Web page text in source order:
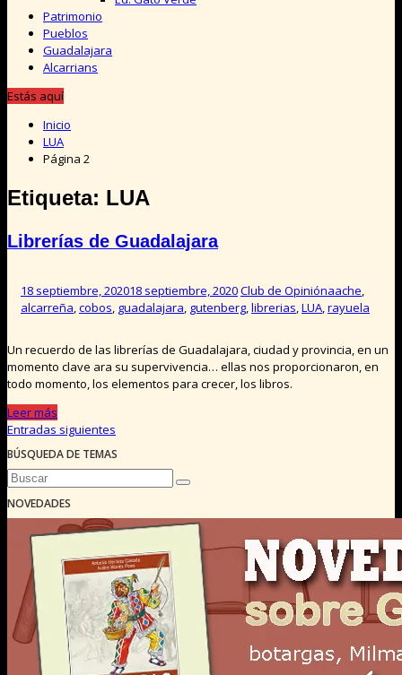
Patrimonio
Pueblos
Guadalajara
Alcarrians
Estás aquí
Inicio
LUA
Página 2
Etiqueta: LUA
Librerías de Guadalajara
18 septiembre, 202018 septiembre, 2020Club de Opiniónaache,
alcarreña,cobos, guadalajara, gutenberg,librerias,LUA,rayuela
Un recuerdo de las librerías de Guadalajara, ciudad y provincia, en un
momento clave ara su supervivencia… ellas nos proporcionaron, en
todo momento, los elementos para crecer, los libros.
Leer más
Navegación
de
entradas
Entradas siguientes
BÚSQUEDA DE TEMAS
NOVEDADES